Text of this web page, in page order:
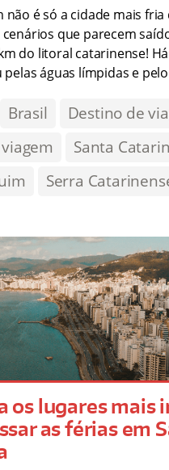
não é só a cidade mais
que parecem
do litoral catarinense!
pelas águas límpidas e
Brasil
Destino de
Santa
Serra
os lugares mais
as férias em